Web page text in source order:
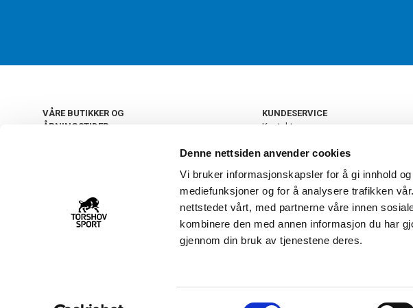
Denne nettsiden anvender cookies
Vi bruker informasjonskapsler for å gi innhold
mediefunksjoner og for å analysere trafikken
nettstedet vårt, med partnerne våre innen
kombinere den med annen informasjon du har
gjennom din bruk av tjenestene deres.
VÅRE BUTIKKER OG
ÅPNINGSTIDER
22 09 20 20
KUNDESERVICE
Kontakt oss
Retur og bytte
Personvern
Frakt og levering
Ledige stillinger
FAQ - Ofte stilte spørsmål
Åpenhetsloven